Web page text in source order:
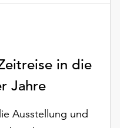
in die
Jahre
Ausstellung und